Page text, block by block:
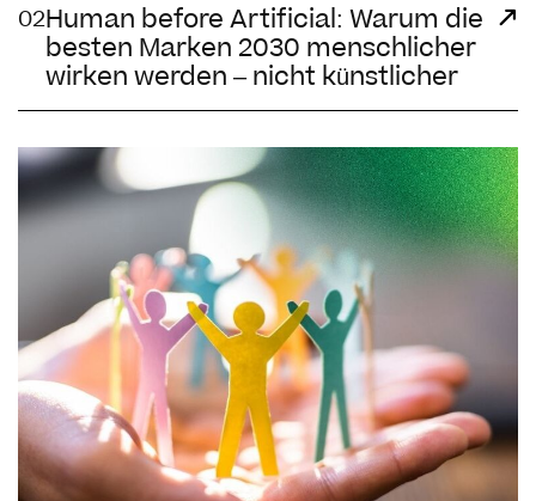
02Human before Artificial: Warum die
besten Marken 2030 menschlicher
wirken werden – nicht künstlicher